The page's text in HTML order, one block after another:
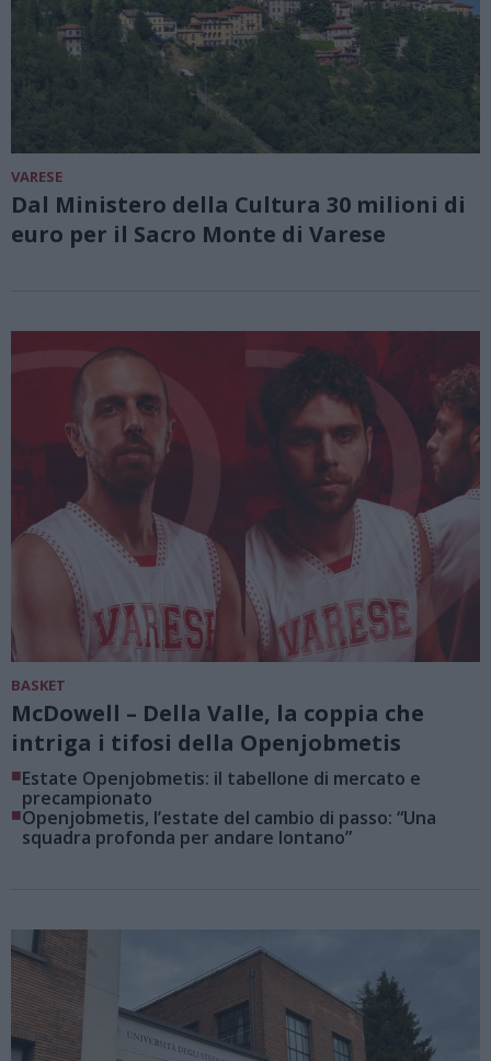
VARESE
Dal Ministero della Cultura 30 milioni di
euro per il Sacro Monte di Varese
BASKET
McDowell – Della Valle, la coppia che
intriga i tifosi della Openjobmetis
■Estate Openjobmetis: il tabellone di mercato e
precampionato
■Openjobmetis, l’estate del cambio di passo: “Una
squadra profonda per andare lontano”